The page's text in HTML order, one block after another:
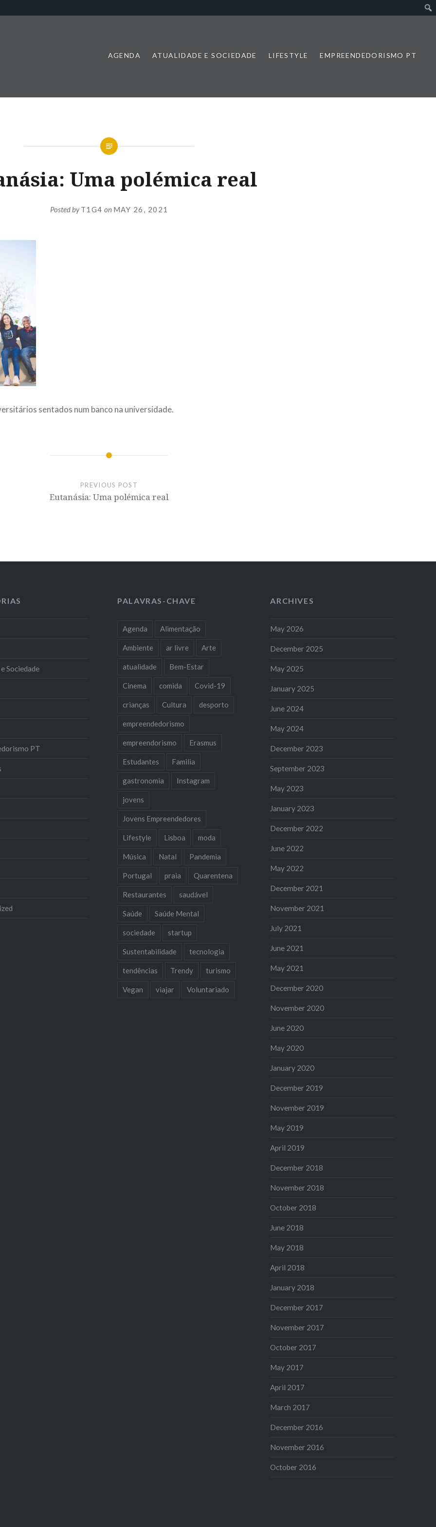
AGENDA ATUALIDADE E SOCIEDADE LIFESTYLE EMPREENDEDORISMO PT
Uma polémica real
Posted byT1G4 on MAY 26, 2021
sentados num banco na universidade.
PREVIOUS POST
Eutanásia: Uma polémica real
Sociedade
PT
PALAVRAS-CHAVE
Agenda Alimentação
Ambiente ar livre Arte
atualidade Bem-Estar
Cinema comida Covid-19
crianças Cultura desporto
empreendedorismo
empreendorismo Erasmus
Estudantes Familia
gastronomia Instagram
jovens
Jovens Empreendedores
Lifestyle Lisboa moda
Música Natal Pandemia
Portugal praia Quarentena
Restaurantes saudável
Saúde Saúde Mental
sociedade startup
Sustentabilidade tecnologia
tendências Trendy turismo
Vegan viajar Voluntariado
ARCHIVES
May 2026
December 2025
May 2025
January 2025
June 2024
May 2024
December 2023
September 2023
May 2023
January 2023
December 2022
June 2022
May 2022
December 2021
November 2021
July 2021
June 2021
May 2021
December 2020
November 2020
June 2020
May 2020
January 2020
December 2019
November 2019
May 2019
April 2019
December 2018
November 2018
October 2018
June 2018
May 2018
April 2018
January 2018
December 2017
November 2017
October 2017
May 2017
April 2017
March 2017
December 2016
November 2016
October 2016